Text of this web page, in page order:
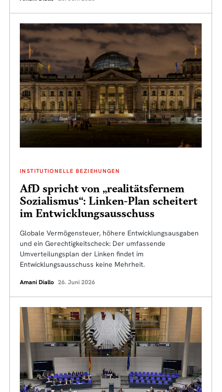
INSTITUTIONELLE BEZIEHUNGEN
AfD spricht von „realitätsfernem
Sozialismus“: Linken-Plan scheitert
im Entwicklungsausschuss
Globale Vermögensteuer, höhere Entwicklungsausgaben
und ein Gerechtigkeitscheck: Der umfassende
Umverteilungsplan der Linken findet im
Entwicklungsausschuss keine Mehrheit.
Amani Diallo 26. Juni 2026